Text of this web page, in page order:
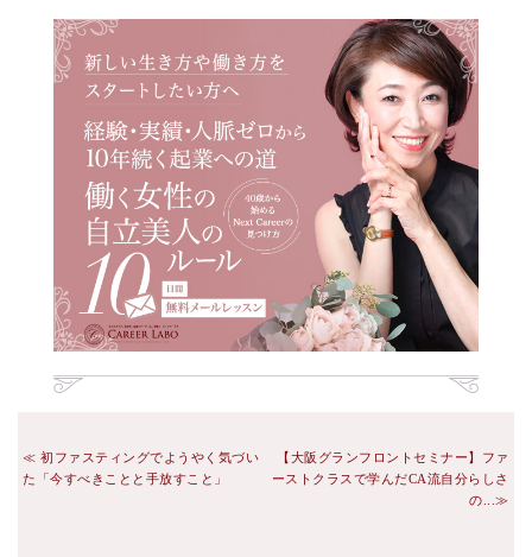
初ファスティングでようやく気づい
た「今すべきことと手放すこと」
【大阪グランフロントセミナー】ファ
ーストクラスで学んだCA流自分らしさ
の...